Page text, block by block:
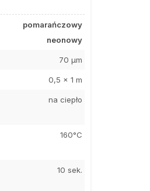
pomarańczowy
neonowy
70 µm
0,5 x 1 m
na ciepło
160°C
10 sek.